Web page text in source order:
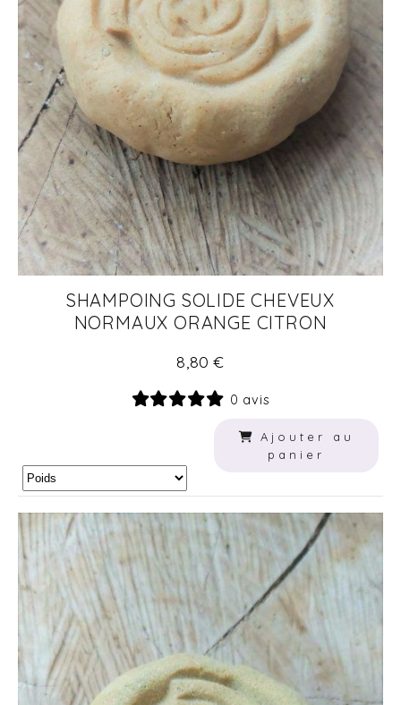
SHAMPOING SOLIDE CHEVEUX
NORMAUX ORANGE CITRON
8,80 €
0 avis
Ajouter au
panier